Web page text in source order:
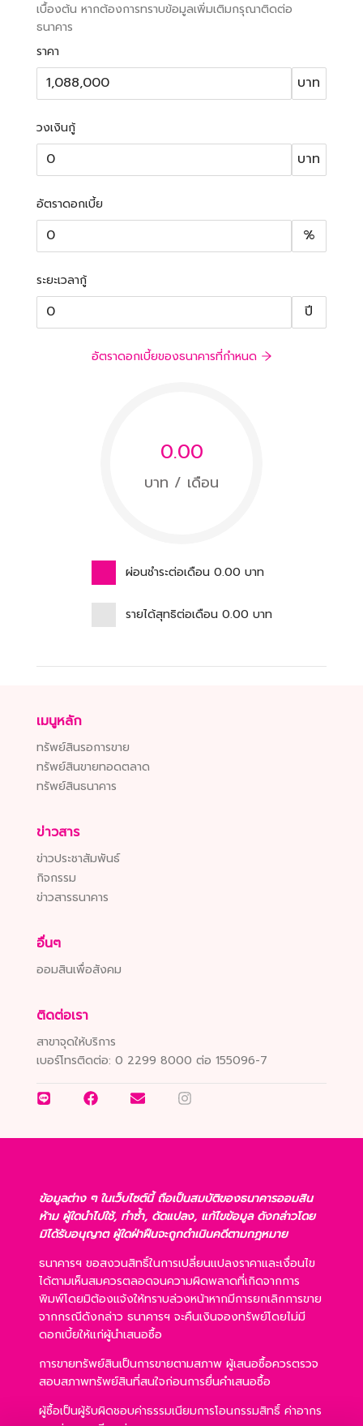
เบื้องต้น หากต้องการทราบข้อมูลเพิ่มเติมกรุณาติดต่อ
ธนาคาร
ราคา
บาท
วงเงินกู้
บาท
อัตราดอกเบี้ย
%
ระยะเวลากู้
ปี
อัตราดอกเบี้ยของธนาคารที่กำหนด
0.00
บาท / เดือน
ผ่อนชำระต่อเดือน 0.00 บาท
รายได้สุทธิต่อเดือน 0.00 บาท
เมนูหลัก
ทรัพย์สินรอการขาย
ทรัพย์สินขายทอดตลาด
ทรัพย์สินธนาคาร
ข่าวสาร
ข่าวประชาสัมพันธ์
กิจกรรม
ข่าวสารธนาคาร
อื่นๆ
ออมสินเพื่อสังคม
ติดต่อเรา
สาขาจุดให้บริการ
เบอร์โทรติดต่อ: 0 2299 8000 ต่อ 155096-7
ข้อมูลต่าง ๆ ในเว็บไซต์นี้ ถือเป็นสมบัติของธนาคารออมสิน
ห้าม ผู้ใดนำไปใช้, ทำซ้ำ, ดัดแปลง, แก้ไขข้อมูล ดังกล่าวโดย
มิได้รับอนุญาต ผู้ใดฝ่าฝืนจะถูกดำเนินคดีตามกฎหมาย
ธนาคารฯ ขอสงวนสิทธิ์ในการเปลี่ยนแปลงราคาและเงื่อนไข
ได้ตามเห็นสมควรตลอดจนความผิดพลาดที่เกิดจากการ
พิมพ์โดยมิต้องแจ้งให้ทราบล่วงหน้าหากมีการยกเลิกการขาย
จากกรณีดังกล่าว ธนาคารฯ จะคืนเงินจองทรัพย์โดยไม่มี
ดอกเบี้ยให้แก่ผู้นำเสนอซื้อ
การขายทรัพย์สินเป็นการขายตามสภาพ ผู้เสนอซื้อควรตรวจ
สอบสภาพทรัพย์สินที่สนใจก่อนการยื่นคำเสนอซื้อ
ผู้ซื้อเป็นผู้รับผิดชอบค่าธรรมเนียมการโอนกรรมสิทธิ์ ค่าอากร